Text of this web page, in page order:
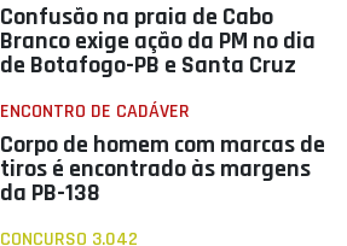
Confusão na praia de Cabo
Branco exige ação da PM no dia
de Botafogo-PB e Santa Cruz
ENCONTRO DE CADÁVER
Corpo de homem com marcas de
tiros é encontrado às margens
da PB-138
CONCURSO 3.042